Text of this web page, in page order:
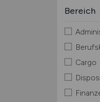
Bereich
Cargo